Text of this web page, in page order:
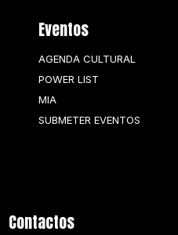
Eventos
AGENDA CULTURAL
POWER LIST
MIA
SUBMETER EVENTOS
Contactos